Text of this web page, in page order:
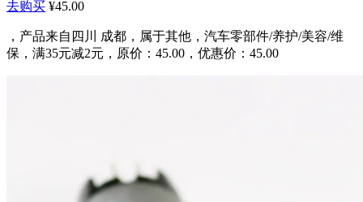
去购买 ¥45.00
，产品来自四川 成都，属于其他，汽车零部件/养护/美容/维
保，满35元减2元，原价：45.00，优惠价：45.00